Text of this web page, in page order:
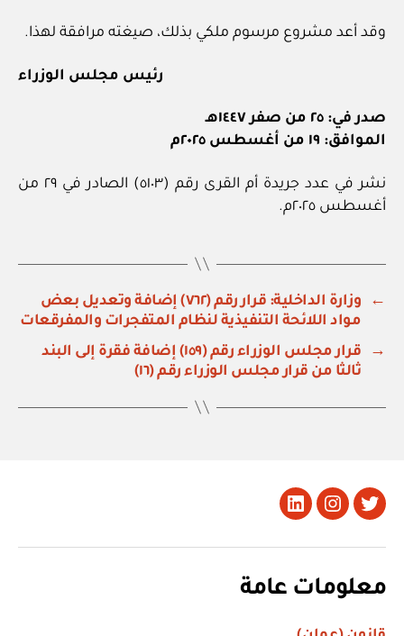
وقد أعد مشروع مرسوم ملكي بذلك، صيغته مرافقة لهذا.
رئيس مجلس الوزراء
صدر في: ٢٥ من صفر ١٤٤٧هـ
الموافق: ١٩ من أغسطس ٢٠٢٥م
نشر في عدد جريدة أم القرى رقم (٥١٠٣) الصادر في ٢٩ من
أغسطس ٢٠٢٥م.
←
وزارة الداخلية: قرار رقم (٧٦٢) إضافة وتعديل بعض
مواد اللائحة التنفيذية لنظام المتفجرات والمفرقعات
→
قرار مجلس الوزراء رقم (١٥٩) إضافة فقرة إلى البند
ثالثا من قرار مجلس الوزراء رقم (١٦)
تويتر Instagram
LinkedIn
معلومات عامة